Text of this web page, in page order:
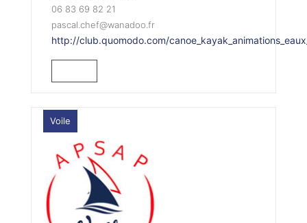
06 83 69 82 21
pascal.chef@wanadoo.fr
http://club.quomodo.com/
Voile